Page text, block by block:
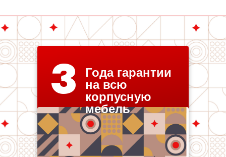
Любимая кухня на карте Санкт‑Петербурга — Яндекс Карты
Года гарантии
на всю
корпусную
мебель
3